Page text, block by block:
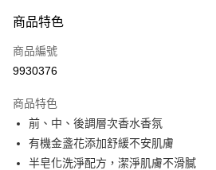
POYA支付
信用卡一次付款
LINE Pay
Apple Pay
商品特色
商品編號
9930376
商品特色
前、中、後調層次香水香氛
有機金盞花添加舒緩不安肌膚
半皂化洗淨配方，潔淨肌膚不滑膩